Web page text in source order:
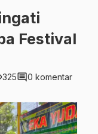
Festival
325comment0 komentar